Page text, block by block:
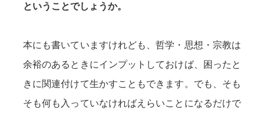
ということでしょうか。
本にも書いていますけれども、哲学・思想・宗教は
余裕のあるときにインプットしておけば、困ったと
きに関連付けて生かすこともできます。でも、そも
そも何も入っていなければえらいことになるだけで